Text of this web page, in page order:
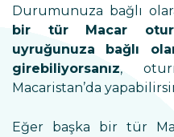
Durumunuza bağlı
bir tür Macar
uyruğunuza bağlı
girebiliyorsanız,
Macaristan’da
Eğer başka bir tür